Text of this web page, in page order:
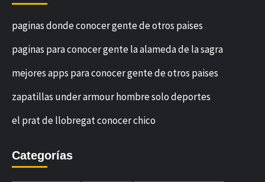
paginas donde conocer gente de otros paises
paginas para conocer gente la alameda de la sagra
mejores apps para conocer gente de otros paises
zapatillas under armour hombre solo deportes
el prat de llobregat conocer chico
Categorías